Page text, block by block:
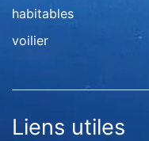
habitables
voilier
Liens utiles